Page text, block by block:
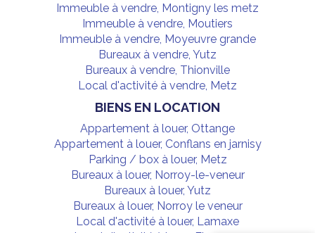
Immeuble à vendre, Montigny les metz
Immeuble à vendre, Moutiers
Immeuble à vendre, Moyeuvre grande
Bureaux à vendre, Yutz
Bureaux à vendre, Thionville
Local d'activité à vendre, Metz
BIENS EN LOCATION
Appartement à louer, Ottange
Appartement à louer, Conflans en jarnisy
Parking / box à louer, Metz
Bureaux à louer, Norroy-le-veneur
Bureaux à louer, Yutz
Bureaux à louer, Norroy le veneur
Local d'activité à louer, Lamaxe